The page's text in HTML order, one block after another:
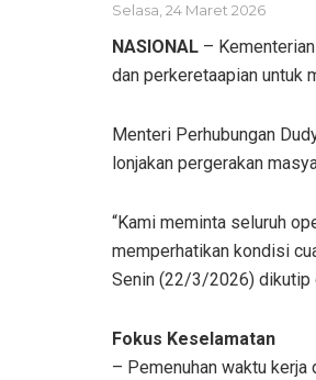
Selasa, 24 Maret 2026
NASIONAL –
dan perkeretaapian untuk
Menteri Perhubungan
lonjakan pergerakan
“Kami meminta seluruh
memperhatikan kondisi
Senin (22/3/2026) dikutip
Fokus Keselamatan
– Pemenuhan waktu